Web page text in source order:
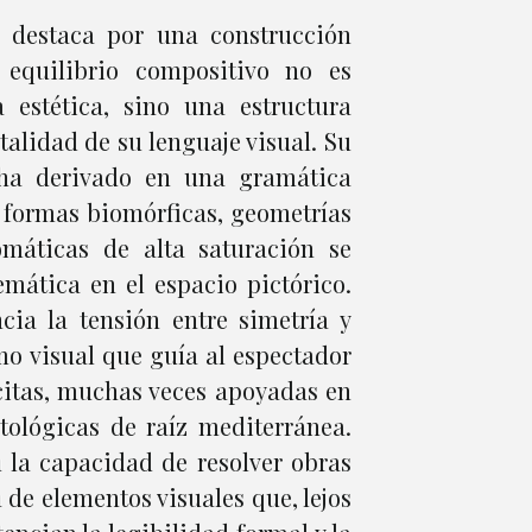
por una construcción
compositivo no es
estética, sino una estructura
de su lenguaje visual. Su
derivado en una gramática
biomórficas, geometrías
de alta saturación se
en el espacio pictórico.
la tensión entre simetría y
visual que guía al espectador
muchas veces apoyadas en
de raíz mediterránea.
capacidad de resolver obras
elementos visuales que, lejos